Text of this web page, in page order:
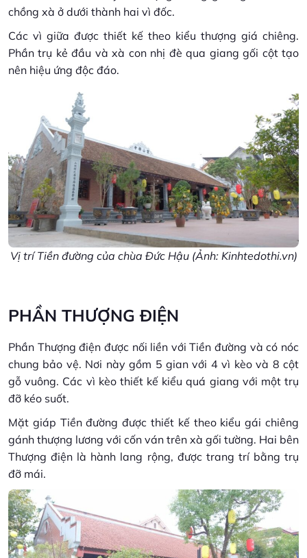
chồng xà ở dưới thành hai vì đốc.
Các vì giữa được thiết kế theo kiểu thượng giá chiêng.
Phần trụ kẻ đầu và xà con nhị đè qua giang gối cột tạo
nên hiệu ứng độc đáo.
Vị trí Tiền đường của chùa Đức Hậu (Ảnh: Kinhtedothi.vn)
PHẦN THƯỢNG ĐIỆN
Phần Thượng điện được nối liền với Tiền đường và có nóc
chung bảo vệ. Nơi này gồm 5 gian với 4 vì kèo và 8 cột
gỗ vuông. Các vì kèo thiết kế kiểu quá giang với một trụ
đỡ kéo suốt.
Mặt giáp Tiền đường được thiết kế theo kiểu gái chiêng
gánh thượng lương với cốn ván trên xà gối tường. Hai bên
Thượng điện là hành lang rộng, được trang trí bằng trụ
đỡ mái.